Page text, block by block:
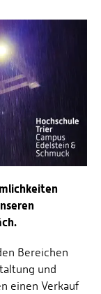
Bereichen
und
einen Verkauf